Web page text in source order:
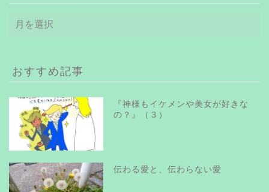
ー
ブ
おすすめ記事
『神様もイケメンや美女が好きな
の？』（３）
伝わる愛と、伝わらない愛